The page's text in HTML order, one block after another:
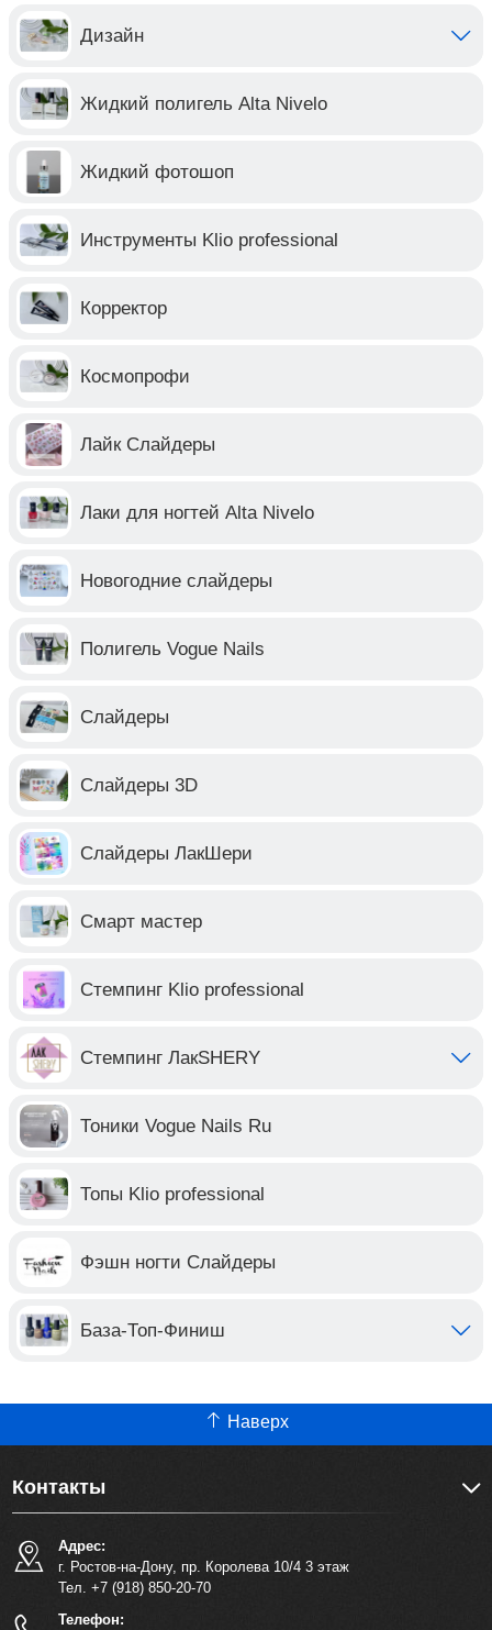
Дизайн
Жидкий полигель Alta Nivelo
Жидкий фотошоп
Инструменты Klio professional
Корректор
Космопрофи
Лайк Слайдеры
Лаки для ногтей Alta Nivelo
Новогодние слайдеры
Полигель Vogue Nails
Слайдеры
Слайдеры 3D
Слайдеры ЛакШери
Смарт мастер
Стемпинг Klio professional
Стемпинг ЛакSHERY
Тоники Vogue Nails Ru
Топы Klio professional
Фэшн ногти Слайдеры
База-Топ-Финиш
Наверх
Контакты
Адрес:
г. Ростов-на-Дону, пр. Королева 10/4 3 этаж
Тел. +7 (918) 850-20-70
Телефон: